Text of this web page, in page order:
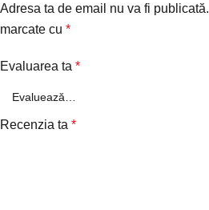
Adresa ta de email nu va fi publicată.
marcate cu *
Evaluarea ta *
Recenzia ta *